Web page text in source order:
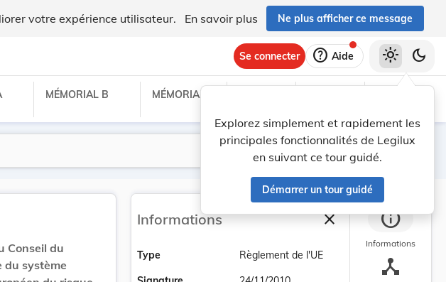
votre expérience utilisateur. En savoir plus Ne plus afficher ce message
Se connecter help Aide
Explorez simplement et rapidement les
principales fonctionnalités de Legilux
en suivant ce tour guidé.
Démarrer un tour guidé
light_mode dark_mode
MÉMORIAL B MÉMORIAL C
Lancer la recherche
Filtres
Conseil du
du système
Informations closeFermer la barre
Type
Règlement de l'UE
info
Informations
device_hub